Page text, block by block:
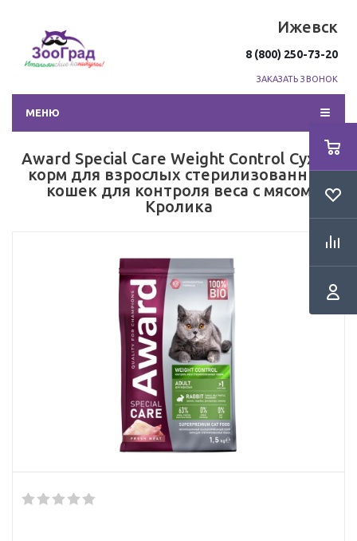
Ижевск
8 (800) 250-73-20
ЗАКАЗАТЬ ЗВОНОК
МЕНЮ
Award Special Care Weight Control Сухой
корм для взрослых стерилизованных
кошек для контроля веса с мясом
Кролика